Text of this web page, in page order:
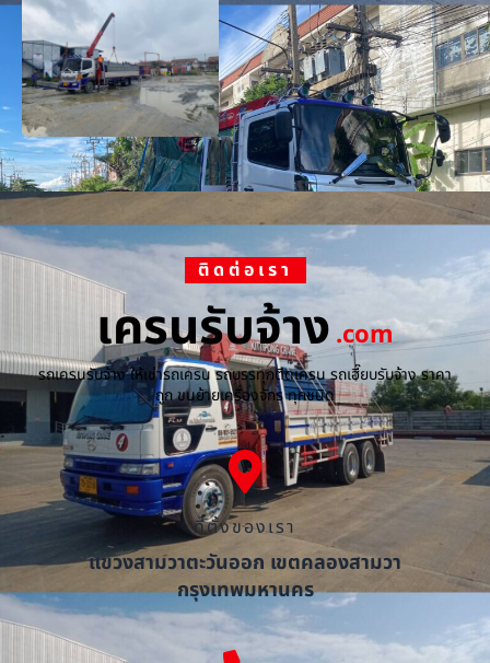
ติดต่อเรา
เครนรับจ้าง.com
รถเครนรับจ้าง ให้เช่ารถเครน รถบรรทุกติดเครน รถเฮี๊ยบรับจ้าง ราคา
ถูก ขนย้ายเครื่องจักร ทุกชนิด
ที่ตั้งของเรา
แขวงสามวาตะวันออก เขตคลองสามวา
กรุงเทพมหานคร